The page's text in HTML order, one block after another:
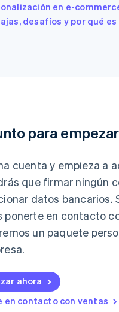
en e-
desafíos y por qué
para
cuenta y empieza a
que firmar ningún
datos bancarios.
ponerte en contacto
un paquete
ahora
en contacto con ventas
Svenska
English
English